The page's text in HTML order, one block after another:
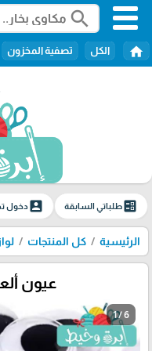
search
home الكل تصفية المخزون
ballotطلباتي السابقة account_boxدخول
الرئيسية كل المنتجات
عيون
1 / 6